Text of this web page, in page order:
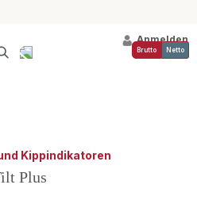
Anmelden
Brutto Netto
Kippindikatoren
Plus